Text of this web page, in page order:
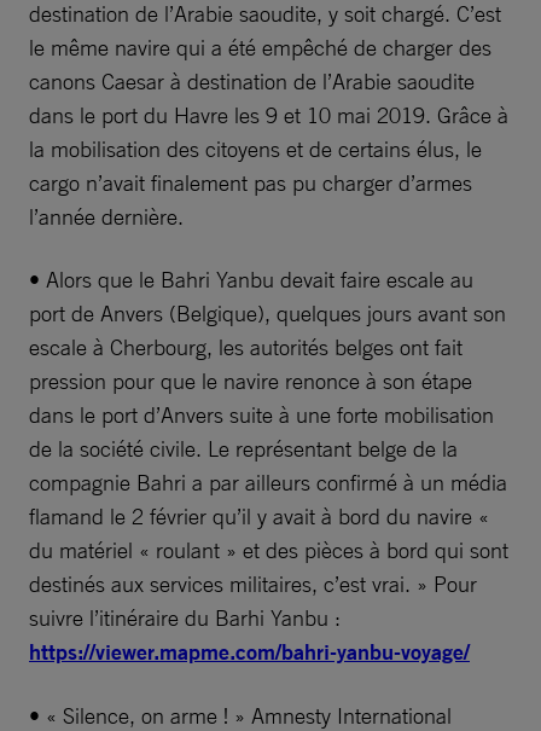
destination de l’Arabie saoudite, y soit chargé. C’est
le même navire qui a été empêché de charger des
canons Caesar à destination de l’Arabie saoudite
dans le port du Havre les 9 et 10 mai 2019. Grâce à
la mobilisation des citoyens et de certains élus, le
cargo n’avait finalement pas pu charger d’armes
l’année dernière.
• Alors que le Bahri Yanbu devait faire escale au
port de Anvers (Belgique), quelques jours avant son
escale à Cherbourg, les autorités belges ont fait
pression pour que le navire renonce à son étape
dans le port d’Anvers suite à une forte mobilisation
de la société civile. Le représentant belge de la
compagnie Bahri a par ailleurs confirmé à un média
flamand le 2 février qu’il y avait à bord du navire «
du matériel « roulant » et des pièces à bord qui sont
destinés aux services militaires, c’est vrai. » Pour
suivre l’itinéraire du Barhi Yanbu :
https://viewer.mapme.com/bahri-yanbu-voyage/
• « Silence, on arme ! » Amnesty International